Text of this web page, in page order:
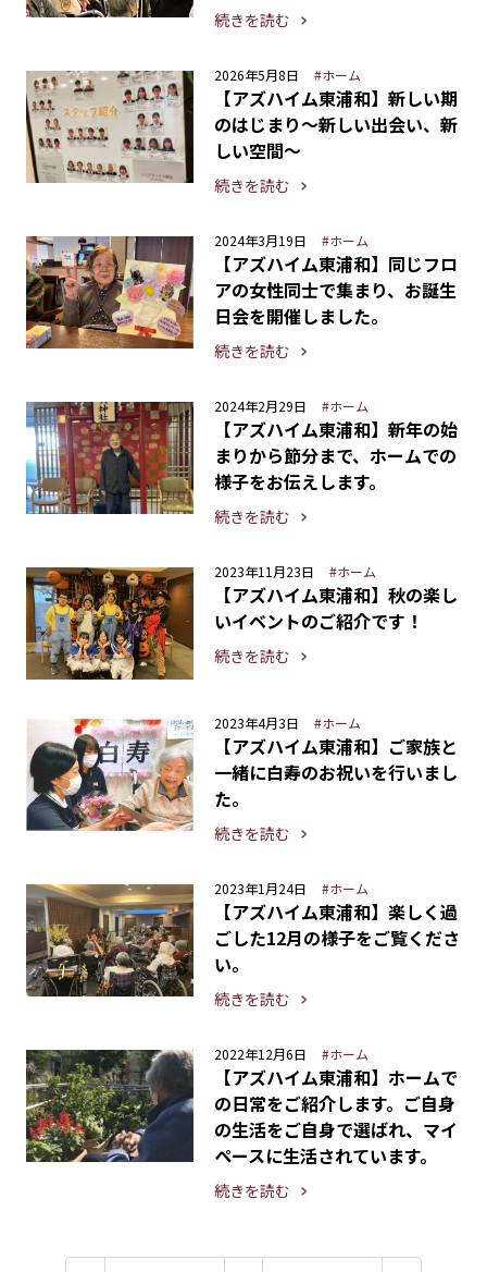
続きを読む
2026年5月8日 #ホーム
【アズハイム東浦和】新しい期
のはじまり～新しい出会い、新
しい空間～
続きを読む
2024年3月19日 #ホーム
【アズハイム東浦和】同じフロ
アの女性同士で集まり、お誕生
日会を開催しました。
続きを読む
2024年2月29日 #ホーム
【アズハイム東浦和】新年の始
まりから節分まで、ホームでの
様子をお伝えします。
続きを読む
2023年11月23日 #ホーム
【アズハイム東浦和】秋の楽し
いイベントのご紹介です！
続きを読む
2023年4月3日 #ホーム
【アズハイム東浦和】ご家族と
一緒に白寿のお祝いを行いまし
た。
続きを読む
2023年1月24日 #ホーム
【アズハイム東浦和】楽しく過
ごした12月の様子をご覧くださ
い。
続きを読む
2022年12月6日 #ホーム
【アズハイム東浦和】ホームで
の日常をご紹介します。ご自身
の生活をご自身で選ばれ、マイ
ペースに生活されています。
続きを読む